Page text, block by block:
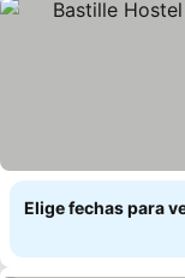
Elige fechas para